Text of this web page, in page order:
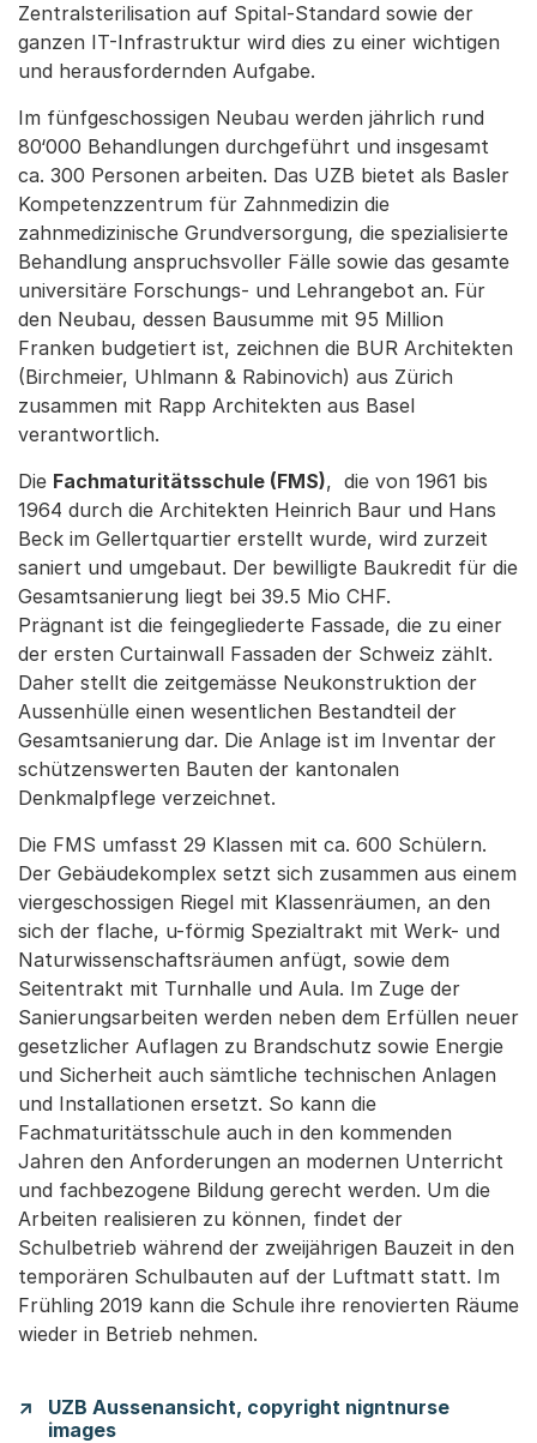
Zentralsterilisation auf Spital-Standard sowie der
ganzen IT-Infrastruktur wird dies zu einer wichtigen
und herausfordernden Aufgabe.
Im fünfgeschossigen Neubau werden jährlich rund
80‘000 Behandlungen durchgeführt und insgesamt
ca. 300 Personen arbeiten. Das UZB bietet als Basler
Kompetenzzentrum für Zahnmedizin die
zahnmedizinische Grundversorgung, die spezialisierte
Behandlung anspruchsvoller Fälle sowie das gesamte
universitäre Forschungs- und Lehrangebot an. Für
den Neubau, dessen Bausumme mit 95 Million
Franken budgetiert ist, zeichnen die BUR Architekten
(Birchmeier, Uhlmann & Rabinovich) aus Zürich
zusammen mit Rapp Architekten aus Basel
verantwortlich.
Die Fachmaturitätsschule (FMS), die von 1961 bis
1964 durch die Architekten Heinrich Baur und Hans
Beck im Gellertquartier erstellt wurde, wird zurzeit
saniert und umgebaut. Der bewilligte Baukredit für die
Gesamtsanierung liegt bei 39.5 Mio CHF.
Prägnant ist die feingegliederte Fassade, die zu einer
der ersten Curtainwall Fassaden der Schweiz zählt.
Daher stellt die zeitgemässe Neukonstruktion der
Aussenhülle einen wesentlichen Bestandteil der
Gesamtsanierung dar. Die Anlage ist im Inventar der
schützenswerten Bauten der kantonalen
Denkmalpflege verzeichnet.
Die FMS umfasst 29 Klassen mit ca. 600 Schülern.
Der Gebäudekomplex setzt sich zusammen aus einem
viergeschossigen Riegel mit Klassenräumen, an den
sich der flache, u-förmig Spezialtrakt mit Werk- und
Naturwissenschaftsräumen anfügt, sowie dem
Seitentrakt mit Turnhalle und Aula. Im Zuge der
Sanierungsarbeiten werden neben dem Erfüllen neuer
gesetzlicher Auflagen zu Brandschutz sowie Energie
und Sicherheit auch sämtliche technischen Anlagen
und Installationen ersetzt. So kann die
Fachmaturitätsschule auch in den kommenden
Jahren den Anforderungen an modernen Unterricht
und fachbezogene Bildung gerecht werden. Um die
Arbeiten realisieren zu können, findet der
Schulbetrieb während der zweijährigen Bauzeit in den
temporären Schulbauten auf der Luftmatt statt. Im
Frühling 2019 kann die Schule ihre renovierten Räume
wieder in Betrieb nehmen.
UZB Aussenansicht, copyright nigntnurse
images